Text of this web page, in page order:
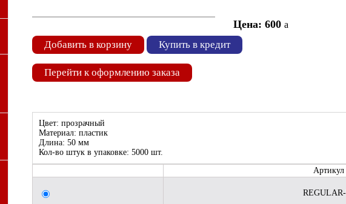
Цена: 600 a
Добавить в корзину Купить в кредит
Перейти к оформлению заказа
Цвет: прозрачный
Материал: пластик
Длина: 50 мм
Кол-во штук в упаковке: 5000 шт.
Артикул